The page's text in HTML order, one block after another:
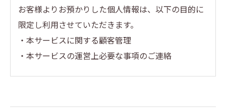
お客様よりお預かりした個人情報は、以下の目的に
限定し利用させていただきます。
・本サービスに関する顧客管理
・本サービスの運営上必要な事項のご連絡